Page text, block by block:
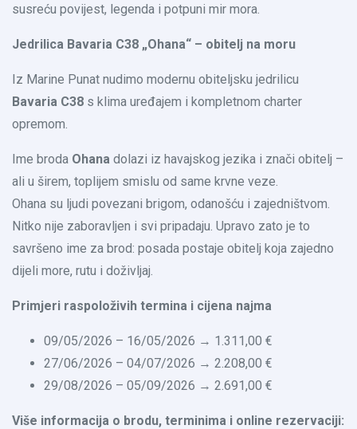
susreću povijest, legenda i potpuni mir mora.
Jedrilica Bavaria C38 „Ohana“ – obitelj na moru
Iz Marine Punat nudimo modernu obiteljsku jedrilicu
Bavaria C38 s klima uređajem i kompletnom charter
opremom.
Ime broda Ohana dolazi iz havajskog jezika i znači obitelj –
ali u širem, toplijem smislu od same krvne veze.
Ohana su ljudi povezani brigom, odanošću i zajedništvom.
Nitko nije zaboravljen i svi pripadaju. Upravo zato je to
savršeno ime za brod: posada postaje obitelj koja zajedno
dijeli more, rutu i doživljaj.
Primjeri raspoloživih termina i cijena najma
09/05/2026 – 16/05/2026 → 1.311,00 €
27/06/2026 – 04/07/2026 → 2.208,00 €
29/08/2026 – 05/09/2026 → 2.691,00 €
Više informacija o brodu, terminima i online rezervaciji: